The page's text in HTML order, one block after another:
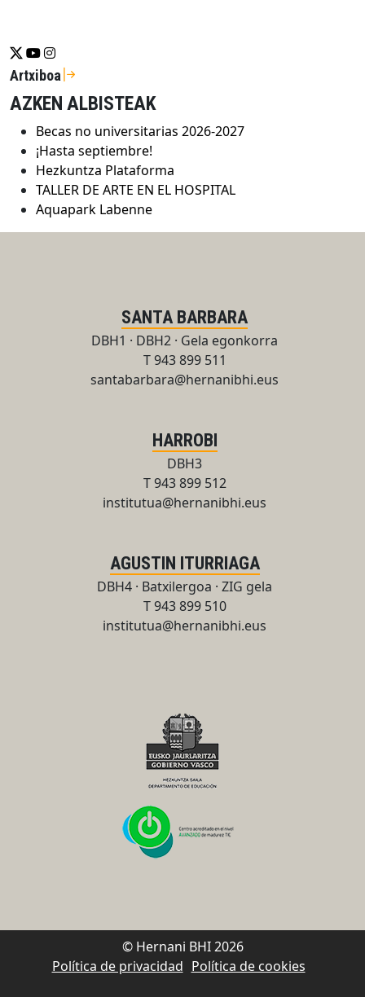
Se abrirá nueva ventana-twitter
Se abrirá nueva ventana-youtube
Se abrirá nueva ventana-instragram
Artxiboa
AZKEN ALBISTEAK
Becas no universitarias 2026-2027
¡Hasta septiembre!
Hezkuntza Plataforma
TALLER DE ARTE EN EL HOSPITAL
Aquapark Labenne
SANTA BARBARA
DBH1 · DBH2 · Gela egonkorra
T 943 899 511
santabarbara@hernanibhi.eus
HARROBI
DBH3
T 943 899 512
institutua@hernanibhi.eus
AGUSTIN ITURRIAGA
DBH4 · Batxilergoa · ZIG gela
T 943 899 510
institutua@hernanibhi.eus
© Hernani BHI 2026
Política de privacidad Política de cookies